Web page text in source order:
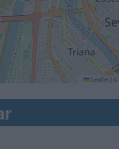
Leaflet ©